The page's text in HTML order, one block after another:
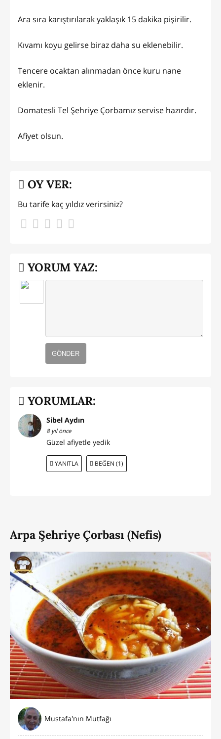
Ara sıra karıştırılarak yaklaşık 15 dakika pişirilir.
Kıvamı koyu gelirse biraz daha su eklenebilir.
Tencere ocaktan alınmadan önce kuru nane
eklenir.
Domatesli Tel Şehriye Çorbamız servise hazırdır.
Afiyet olsun.
OY VER:
Bu tarife kaç yıldız verirsiniz?
YORUM YAZ:
GÖNDER
YORUMLAR:
Sibel Aydın
8 yıl önce
Güzel afiyetle yedik
YANITLA BEĞEN (1)
Arpa Şehriye Çorbası (Nefis)
Mustafa'nın Mutfağı